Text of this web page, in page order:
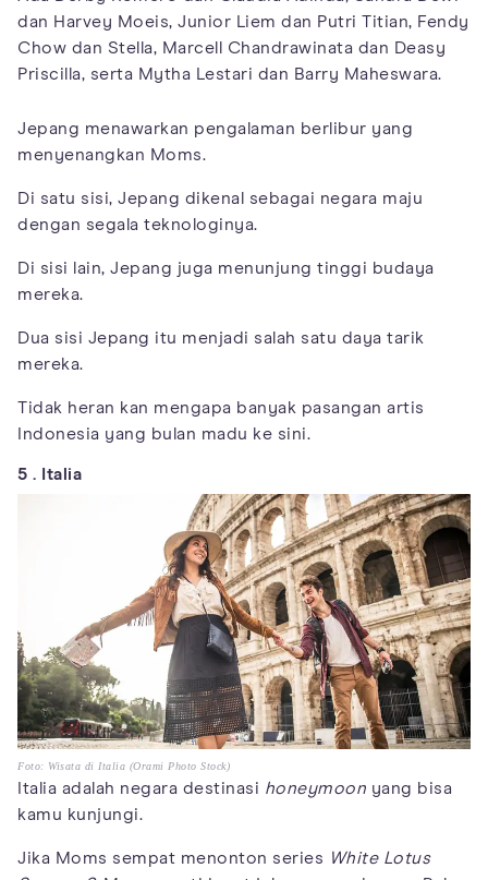
dan Harvey Moeis, Junior Liem dan Putri Titian, Fendy
Chow dan Stella, Marcell Chandrawinata dan Deasy
Priscilla, serta Mytha Lestari dan Barry Maheswara.
Jepang menawarkan pengalaman berlibur yang
menyenangkan Moms.
Di satu sisi, Jepang dikenal sebagai negara maju
dengan segala teknologinya.
Di sisi lain, Jepang juga menunjung tinggi budaya
mereka.
Dua sisi Jepang itu menjadi salah satu daya tarik
mereka.
Tidak heran kan mengapa banyak pasangan artis
Indonesia yang bulan madu ke sini.
5 . Italia
Foto: Wisata di Italia (Orami Photo Stock)
Italia adalah negara destinasi honeymoon yang bisa
kamu kunjungi.
Jika Moms sempat menonton series White Lotus